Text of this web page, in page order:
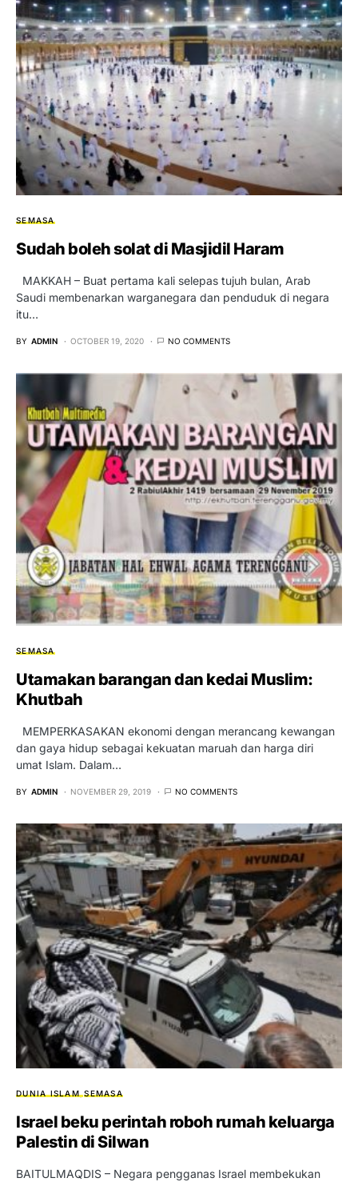
SEMASA
Sudah boleh solat di Masjidil Haram
MAKKAH – Buat pertama kali selepas tujuh bulan, Arab
Saudi membenarkan warganegara dan penduduk di negara
itu…
BY ADMIN OCTOBER 19, 2020 NO COMMENTS
SEMASA
Utamakan barangan dan kedai Muslim:
Khutbah
MEMPERKASAKAN ekonomi dengan merancang kewangan
dan gaya hidup sebagai kekuatan maruah dan harga diri
umat Islam. Dalam…
BY ADMIN NOVEMBER 29, 2019 NO COMMENTS
DUNIA ISLAM SEMASA
Israel beku perintah roboh rumah keluarga
Palestin di Silwan
BAITULMAQDIS – Negara pengganas Israel membekukan